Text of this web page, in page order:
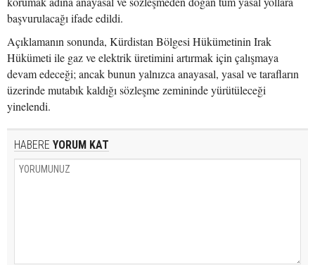
başvurulacağı ifade edildi.
Açıklamanın sonunda, Kürdistan Bölgesi Hükümetinin Irak
Hükümeti ile gaz ve elektrik üretimini artırmak için çalışmaya
devam edeceği; ancak bunun yalnızca anayasal, yasal ve tarafların
üzerinde mutabık kaldığı sözleşme zemininde yürütüleceği
yinelendi.
HABERE YORUM KAT